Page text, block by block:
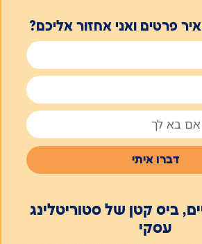
פרטים ואני אחזור אליכם?
דברו איתי
ביס קטן של סטוריטלינג
עסקי